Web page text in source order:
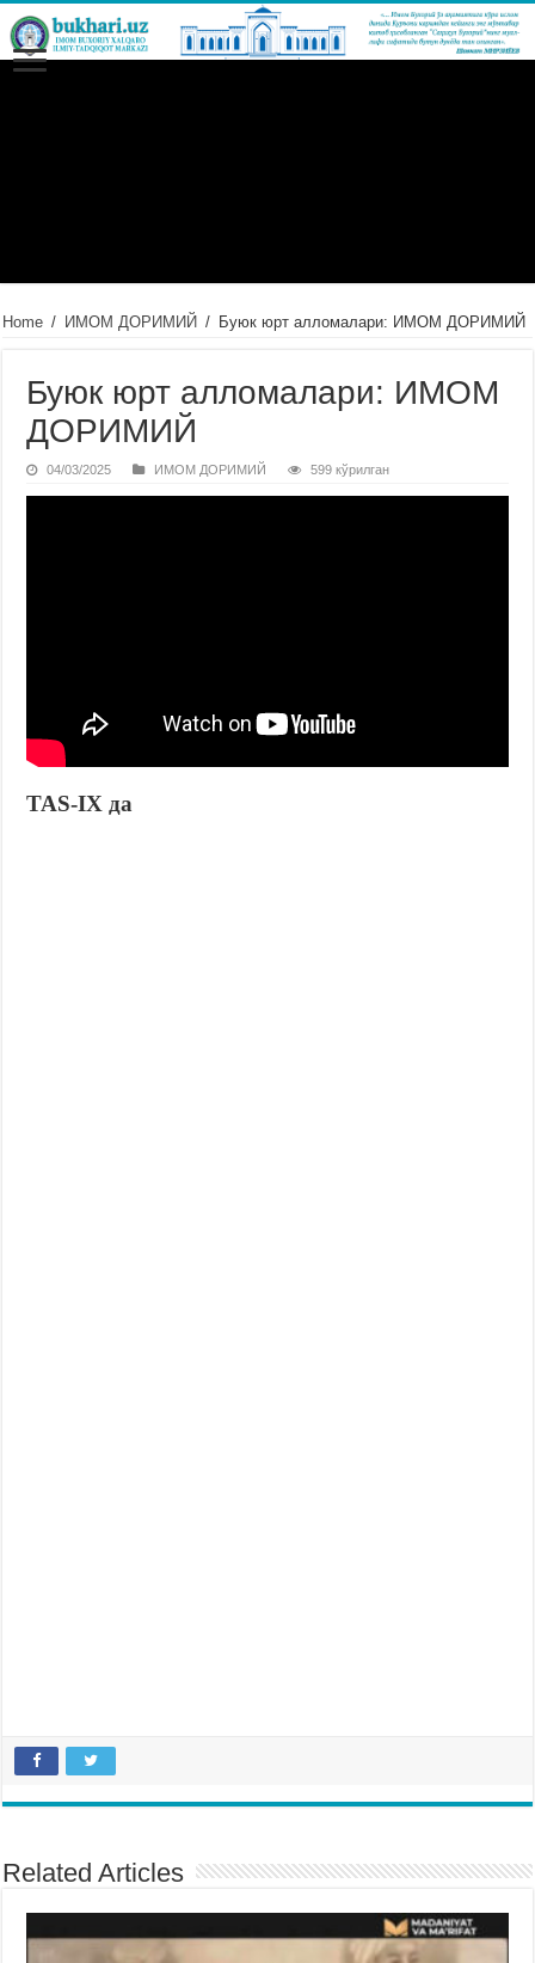
Home / ИМОМ ДОРИМИЙ / Буюк юрт алломалари: ИМОМ ДОРИМИЙ
Буюк юрт алломалари: ИМОМ
ДОРИМИЙ
04/03/2025 ИМОМ ДОРИМИЙ 599 кўрилган
TAS-IX да
Related Articles